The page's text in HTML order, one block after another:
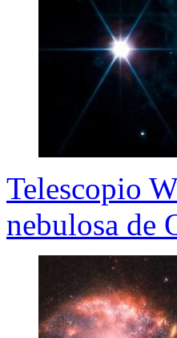
Telescopio
nebulosa de